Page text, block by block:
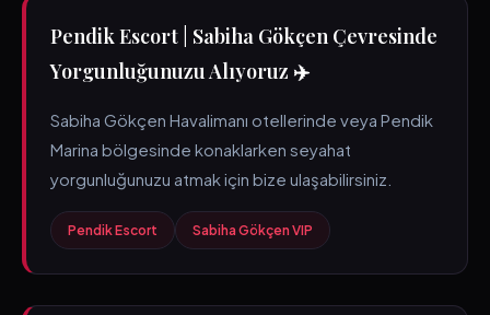
Pendik Escort | Sabiha Gökçen Çevresinde
Yorgunluğunuzu Alıyoruz ✈️
Sabiha Gökçen Havalimanı otellerinde veya Pendik
Marina bölgesinde konaklarken seyahat
yorgunluğunuzu atmak için bize ulaşabilirsiniz.
Pendik Escort Sabiha Gökçen VIP